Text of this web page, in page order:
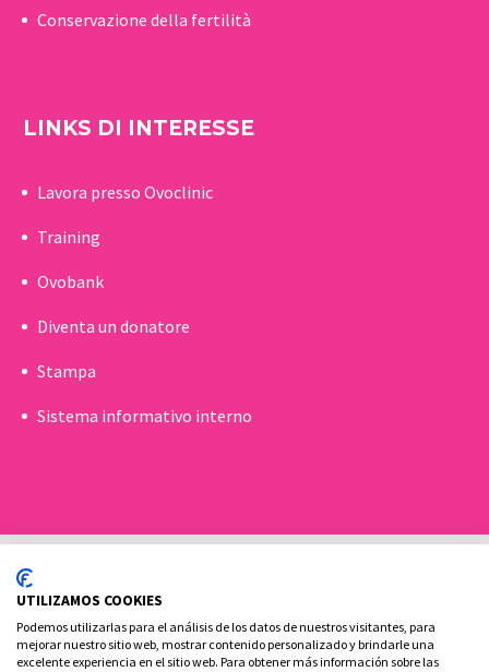
Conservazione della fertilità
LINKS DI INTERESSE
Lavora presso Ovoclinic
Training
Ovobank
Diventa un donatore
Stampa
Sistema informativo interno
UTILIZAMOS COOKIES
Podemos utilizarlas para el análisis de los datos de nuestros visitantes, para
mejorar nuestro sitio web, mostrar contenido personalizado y brindarle una
excelente experiencia en el sitio web. Para obtener más información sobre las